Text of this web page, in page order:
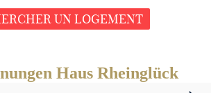
UN LOGEMENT
Haus Rheinglück